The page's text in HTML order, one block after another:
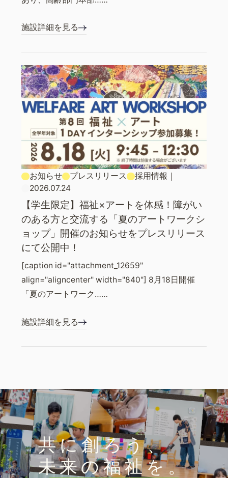
施設詳細を見る
お知らせ プレスリリース 採用情報
2026.07.24
【学生限定】福祉×アートを体感！障がい
のある方と交流する「夏のアートワークシ
ョップ」開催のお知らせをプレスリリース
にて公開中！
[caption id="attachment_12659"
align="aligncenter" width="840"] 8月18日開催
「夏のアートワーク……
施設詳細を見る
共に創ろう、
未来の福祉を。